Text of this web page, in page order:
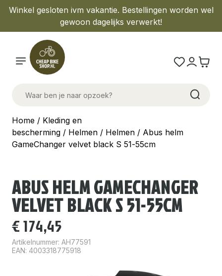
Winkel gesloten ivm vakantie. Bestellingen worden wel
gewoon dagelijks verwerkt!
Home / Kleding en
bescherming / Helmen / Helmen / Abus helm
GameChanger velvet black S 51-55cm
ABUS HELM GAMECHANGER
VELVET BLACK S 51-55CM
€174,45
Artikelnummer: AH77591
EAN: 4003318775918